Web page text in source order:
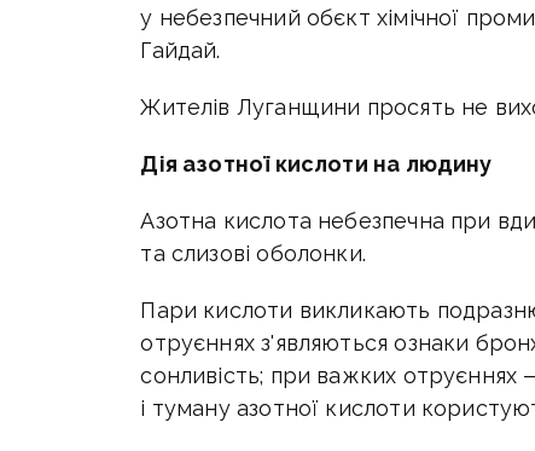
у небезпечний обєкт хімічної
Гайдай.
Жителів Луганщини просять не
Дія азотної кислоти на людину
Азотна кислота небезпечна при
та слизові оболонки.
Пари кислоти викликають
отруєннях з'являються ознаки
сонливість; при важких отруєннях
і туману азотної кислоти